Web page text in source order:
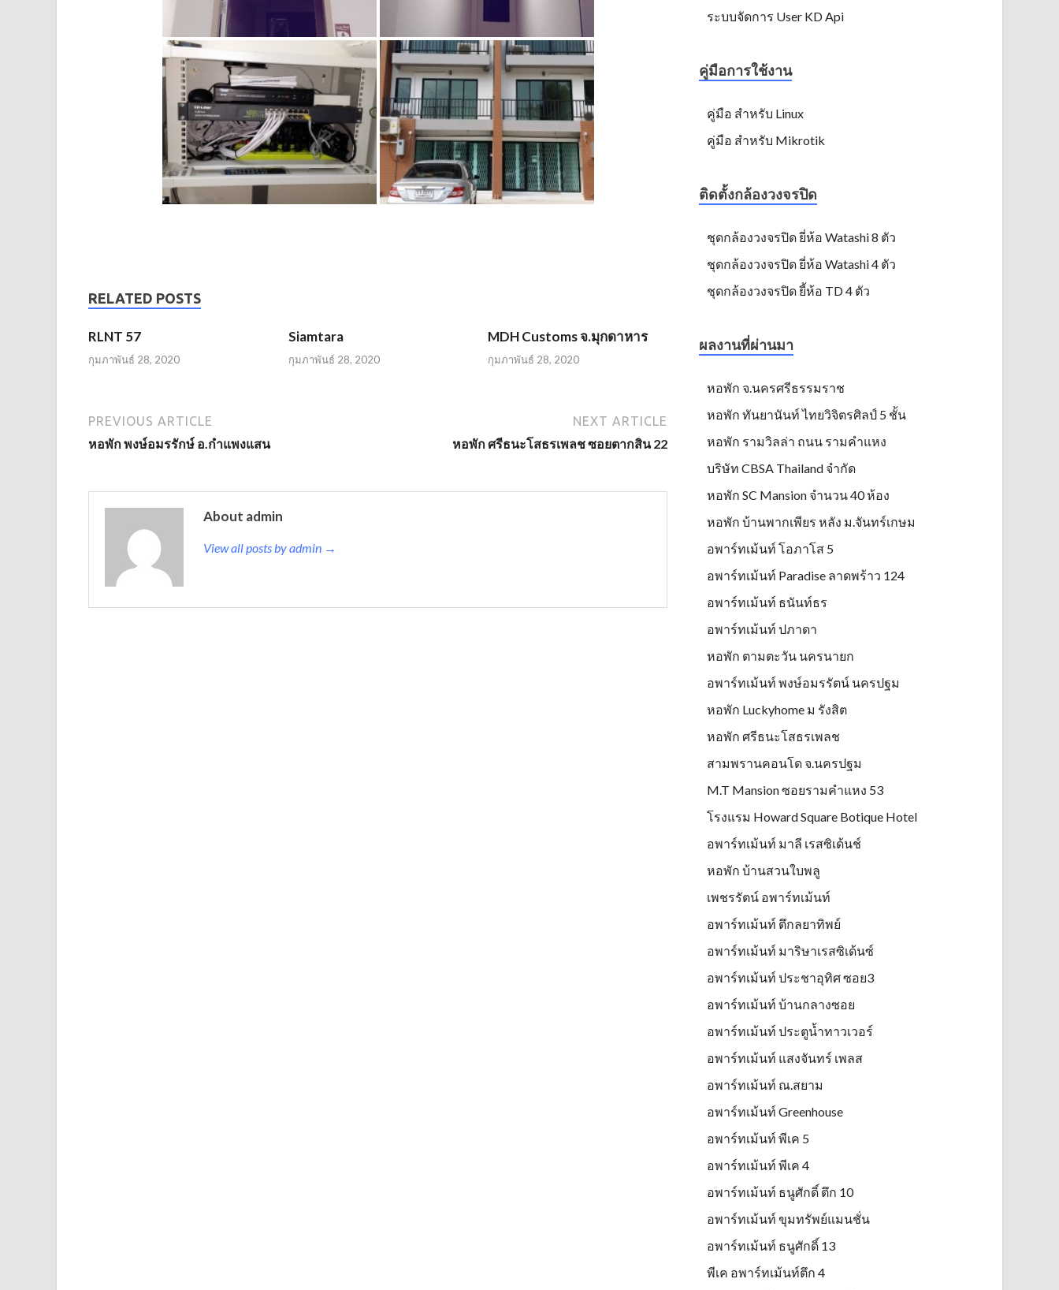
RELATED POSTS
RLNT 57
กุมภาพันธ์ 28, 2020
Siamtara
กุมภาพันธ์ 28, 2020
MDH Customs จ.มุกดาหาร
กุมภาพันธ์ 28, 2020
PREVIOUS ARTICLE
หอพัก พงษ์อมรรักษ์ อ.กำแพงแสน
NEXT ARTICLE
หอพัก ศรีธนะโสธรเพลช ซอยตากสิน 22
About admin
View all posts by admin →
ระบบจัดการ User KD Api
คู่มือการใช้งาน
คู่มือ สำหรับ Linux
คู่มือ สำหรับ Mikrotik
ติดตั้งกล้องวงจรปิด
ชุดกล้องวงจรปิด ยี่ห้อ Watashi 8 ตัว
ชุดกล้องวงจรปิด ยี่ห้อ Watashi 4 ตัว
ชุดกล้องวงจรปิด ยี้ห้อ TD 4 ตัว
ผลงานที่ผ่านมา
หอพัก จ.นครศรีธรรมราช
หอพัก ทันยานันท์ ไทยวิจิตรศิลป์ 5 ชั้น
หอพัก รามวิลล่า ถนน รามคำแหง
บริษัท CBSA Thailand จำกัด
หอพัก SC Mansion จำนวน 40 ห้อง
หอพัก บ้านพากเพียร หลัง ม.จันทร์เกษม
อพาร์ทเม้นท์ โอภาโส 5
อพาร์ทเม้นท์ Paradise ลาดพร้าว 124
อพาร์ทเม้นท์ ธนันท์ธร
อพาร์ทเม้นท์ ปภาดา
หอพัก ตามตะวัน นครนายก
อพาร์ทเม้นท์ พงษ์อมรรัตน์ นครปฐม
หอพัก Luckyhome ม รังสิต
หอพัก ศรีธนะโสธรเพลช
สามพรานคอนโด จ.นครปฐม
M.T Mansion ซอยรามคำแหง 53
โรงแรม Howard Square Botique Hotel
อพาร์ทเม้นท์ มาลี เรสซิเด้นช์
หอพัก บ้านสวนใบพลู
เพชรรัตน์ อพาร์ทเม้นท์
อพาร์ทเม้นท์ ตึกลยาทิพย์
อพาร์ทเม้นท์ มาริษาเรสซิเด้นซ์
อพาร์ทเม้นท์ ประชาอุทิศ ซอย3
อพาร์ทเม้นท์ บ้านกลางซอย
อพาร์ทเม้นท์ ประตูน้ำทาวเวอร์
อพาร์ทเม้นท์ แสงจันทร์ เพลส
อพาร์ทเม้นท์ ณ.สยาม
อพาร์ทเม้นท์ Greenhouse
อพาร์ทเม้นท์ พีเค 5
อพาร์ทเม้นท์ พีเค 4
อพาร์ทเม้นท์ ธนูศักดิ์ ตึก 10
อพาร์ทเม้นท์ ขุมทรัพย์แมนชั่น
อพาร์ทเม้นท์ ธนูศักดิ์ 13
พีเค อพาร์ทเม้นท์ตึก 4